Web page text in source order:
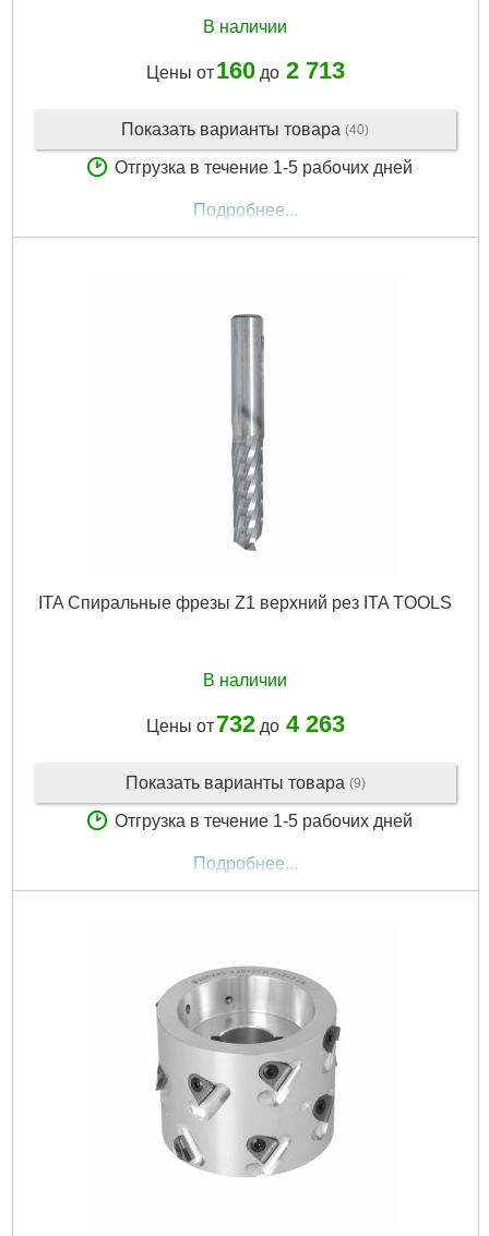
В наличии
Цены от 160до 2 713
Показать варианты товара (40)
Отгрузка в течение 1-5 рабочих дней
Подробнее...
ITA Спиральные фрезы Z1 верхний рез ITA TOOLS
В наличии
Цены от 732до 4 263
Показать варианты товара (9)
Отгрузка в течение 1-5 рабочих дней
Подробнее...